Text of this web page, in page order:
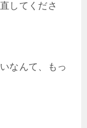
してくださ
なんて、もっ